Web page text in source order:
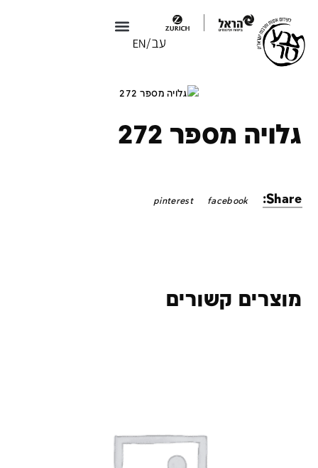
גלויה מספר 272
Share:
facebook
pinterest
מוצרים קשורים